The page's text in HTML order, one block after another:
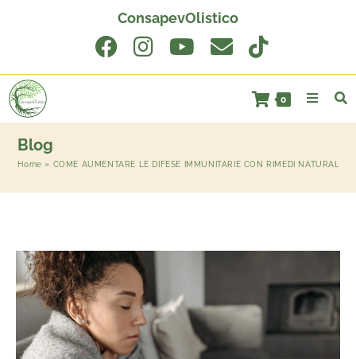
ConsapevOlistico
0
Blog
Home » COME AUMENTARE LE DIFESE IMMUNITARIE CON RIMEDI NATURALI